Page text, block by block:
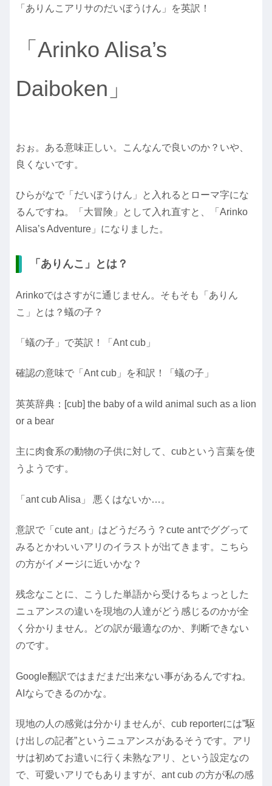
「ありんこアリサのだいぼうけん」を英訳！
「Arinko Alisa’s
Daiboken」
おぉ。ある意味正しい。こんなんで良いのか？いや、
良くないです。
ひらがなで「だいぼうけん」と入れるとローマ字にな
るんですね。「大冒険」として入れ直すと、「Arinko
Alisa’s Adventure」になりました。
「ありんこ」とは？
Arinkoではさすがに通じません。そもそも「ありん
こ」とは？蟻の子？
「蟻の子」で英訳！「Ant cub」
確認の意味で「Ant cub」を和訳！「蟻の子」
英英辞典：[cub] the baby of a wild animal such as a lion
or a bear
主に肉食系の動物の子供に対して、cubという言葉を使
うようです。
「ant cub Alisa」 悪くはないか…。
意訳で「cute ant」はどうだろう？cute antでググって
みるとかわいいアリのイラストが出てきます。こちら
の方がイメージに近いかな？
残念なことに、こうした単語から受けるちょっとした
ニュアンスの違いを現地の人達がどう感じるのかが全
く分かりません。どの訳が最適なのか、判断できない
のです。
Google翻訳ではまだまだ出来ない事があるんですね。
AIならできるのかな。
現地の人の感覚は分かりませんが、cub reporterには”駆
け出しの記者”というニュアンスがあるそうです。アリ
サは初めてお遣いに行く未熟なアリ、という設定なの
で、可愛いアリでもありますが、ant cub の方が私の感